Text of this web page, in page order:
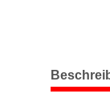
weitere